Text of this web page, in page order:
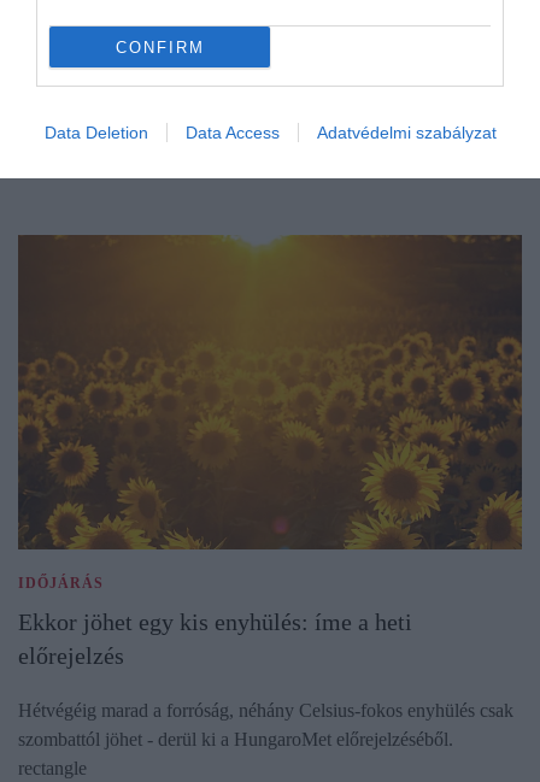
CONFIRM
Data Deletion Data Access Adatvédelmi szabályzat
IDŐJÁRÁS
Ekkor jöhet egy kis enyhülés: íme a heti
előrejelzés
Hétvégéig marad a forróság, néhány Celsius-fokos enyhülés csak
szombattól jöhet - derül ki a HungaroMet előrejelzéséből.
rectangle